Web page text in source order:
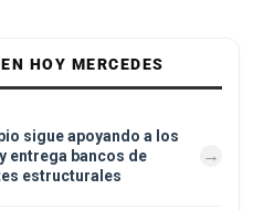
HOY MERCEDES
sigue apoyando a los
entrega bancos de
estructurales